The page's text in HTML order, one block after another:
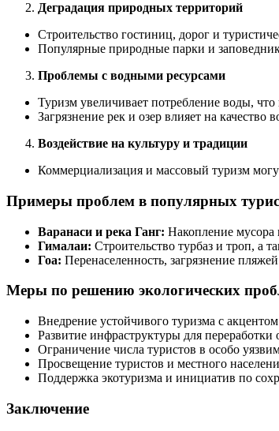
Деградация природных территорий
Строительство гостиниц, дорог и
Популярные природные парки и
Проблемы с водными ресурсами
Туризм увеличивает потребление воды,
Загрязнение рек и озер влияет на качество
Воздействие на культуру и традиции
Коммерциализация и массовый туризм
Примеры проблем в популярных
Варанаси и река Ганг: Накопление мусора
Гималаи: Строительство турбаз и троп, а
Гоа: Перенаселенность, загрязнение
Меры по решению экологических
Внедрение устойчивого туризма с
Развитие инфраструктуры для
Ограничение числа туристов в особо
Просвещение туристов и местного
Поддержка экотуризма и инициатив по
Заключение